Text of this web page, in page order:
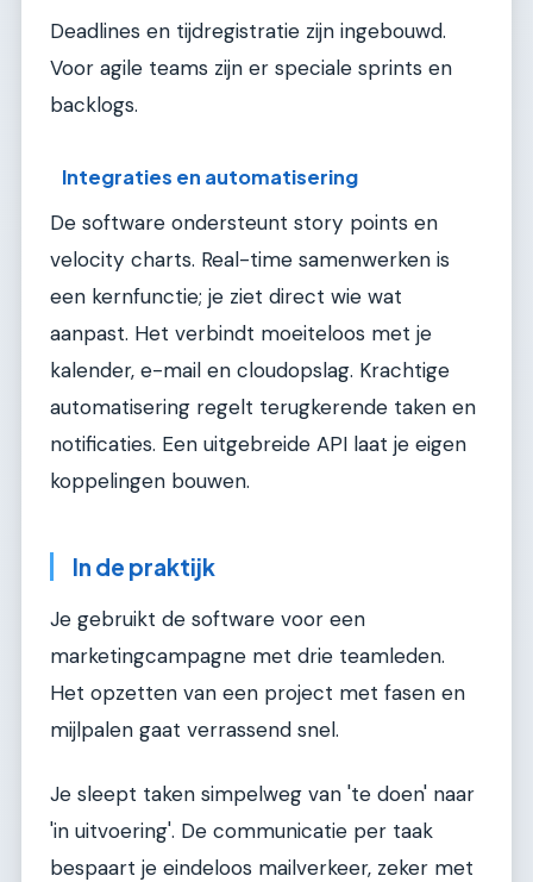
Deadlines en tijdregistratie zijn ingebouwd.
Voor agile teams zijn er speciale sprints en
backlogs.
Integraties en automatisering
De software ondersteunt story points en
velocity charts. Real-time samenwerken is
een kernfunctie; je ziet direct wie wat
aanpast. Het verbindt moeiteloos met je
kalender, e-mail en cloudopslag. Krachtige
automatisering regelt terugkerende taken en
notificaties. Een uitgebreide API laat je eigen
koppelingen bouwen.
In de praktijk
Je gebruikt de software voor een
marketingcampagne met drie teamleden.
Het opzetten van een project met fasen en
mijlpalen gaat verrassend snel.
Je sleept taken simpelweg van 'te doen' naar
'in uitvoering'. De communicatie per taak
bespaart je eindeloos mailverkeer, zeker met